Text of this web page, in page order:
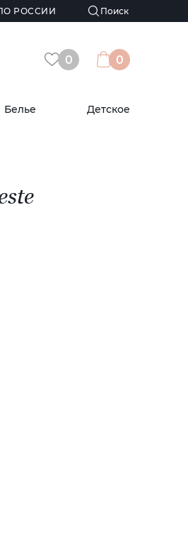
РОССИИ
0 0
Белье Детское